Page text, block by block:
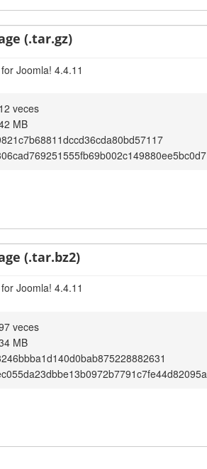
(.tar.gz)
Joomla! 4.4.11
veces
MB
(.tar.bz2)
Joomla! 4.4.11
veces
MB